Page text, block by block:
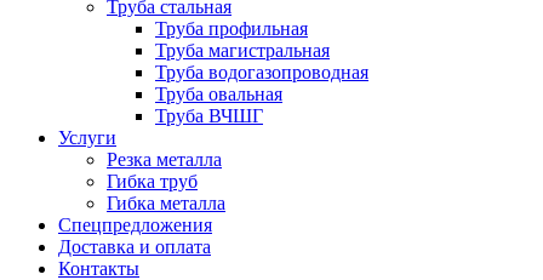
Труба стальная
Труба профильная
Труба магистральная
Труба водогазопроводная
Труба овальная
Труба ВЧШГ
Услуги
Резка металла
Гибка труб
Гибка металла
Спецпредложения
Доставка и оплата
Контакты